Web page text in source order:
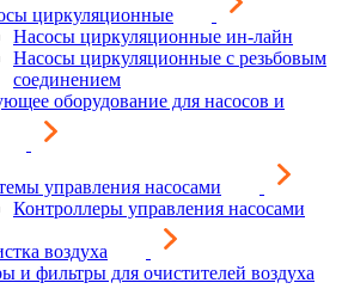
циркуляционные
Насосы циркуляционные ин-лайн
Насосы циркуляционные с резьбовым
соединением
оборудование для насосов и
управления насосами
Контроллеры управления насосами
воздуха
и фильтры для очистителей воздуха